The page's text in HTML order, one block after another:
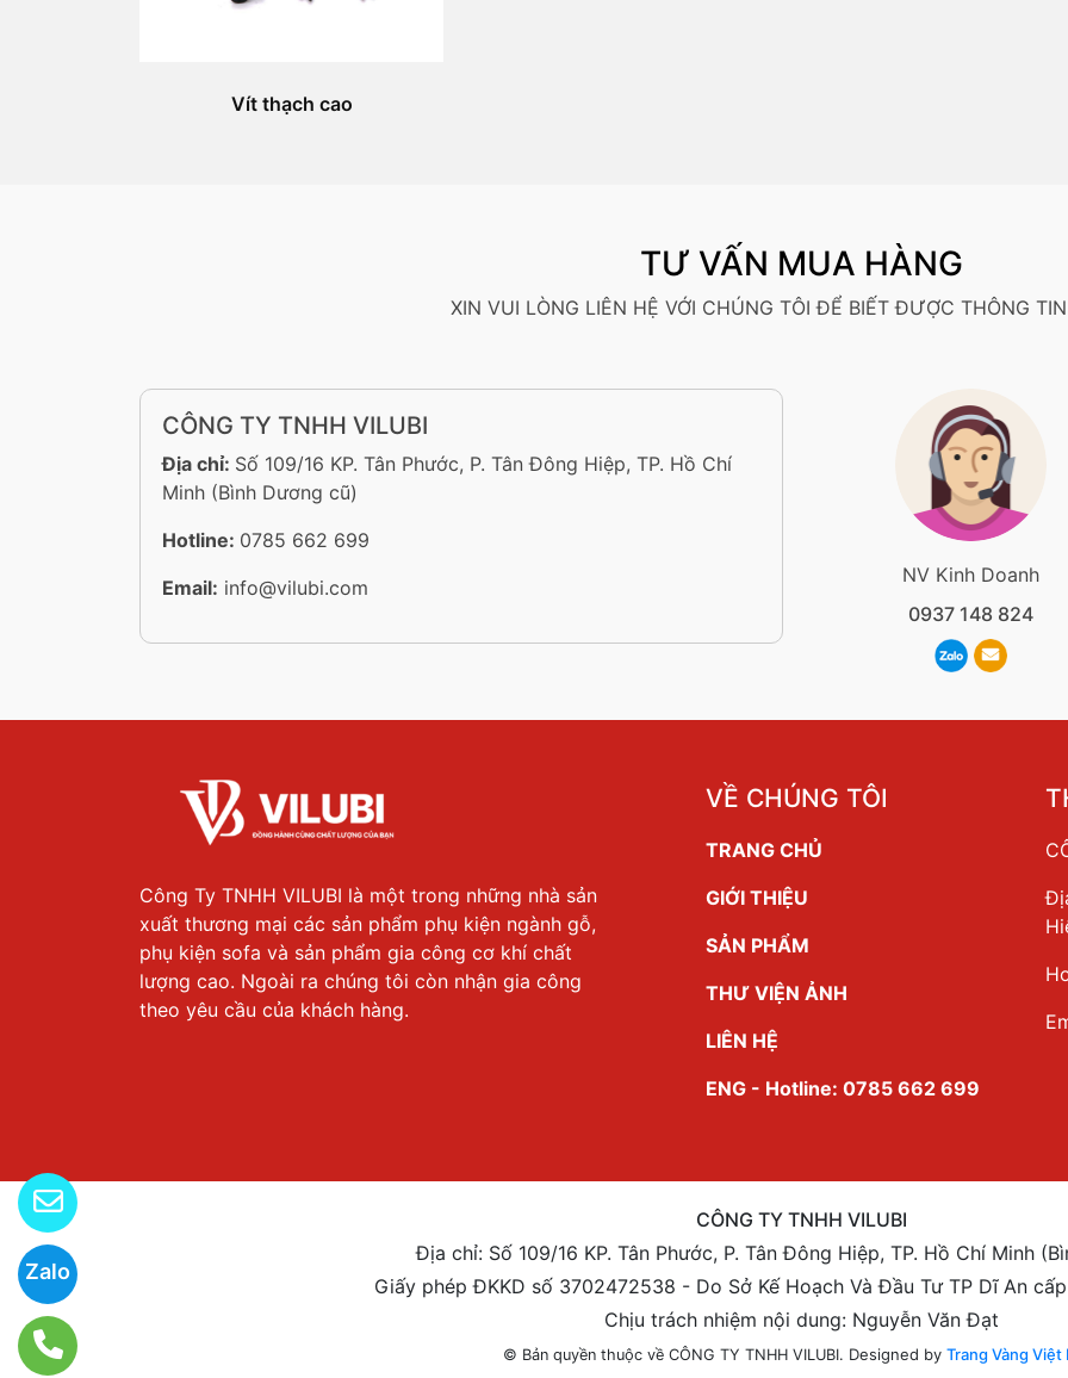
Zalo
Vít thạch cao
TƯ VẤN MUA HÀNG
XIN VUI LÒNG LIÊN HỆ VỚI CHÚNG TÔI ĐỂ BIẾT ĐƯỢC THÔNG
CÔNG TY TNHH VILUBI
Địa chỉ: Số 109/16 KP. Tân Phước, P. Tân Đông Hiệp, TP. Hồ Chí
Minh (Bình Dương cũ)
Hotline: 0785 662 699
Email: info@vilubi.com
NV Kinh Doanh
0937 148 824
Công Ty TNHH VILUBI là một trong những nhà sản
xuất thương mại các sản phẩm phụ kiện ngành gỗ,
phụ kiện sofa và sản phẩm gia công cơ khí chất
lượng cao. Ngoài ra chúng tôi còn nhận gia công
theo yêu cầu của khách hàng.
VỀ CHÚNG TÔI
TRANG CHỦ
GIỚI THIỆU
SẢN PHẨM
THƯ VIỆN ẢNH
LIÊN HỆ
ENG - Hotline: 0785 662 699
CÔNG TY TNHH VILUBI
Địa chỉ: Số 109/16 KP. Tân Phước, P. Tân Đông Hiệp, TP. Hồ Chí Minh
Giấy phép ĐKKD số 3702472538 - Do Sở Kế Hoạch Và Đầu Tư TP Dĩ An
Chịu trách nhiệm nội dung: Nguyễn Văn Đạt
© Bản quyền thuộc về CÔNG TY TNHH VILUBI. Designed by Trang Vàng Việt